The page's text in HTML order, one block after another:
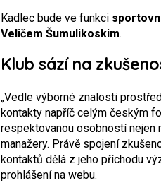
Kadlec bude ve funkci
Veličem Šumulikoskim.
Klub sází na
„Vedle výborné znalosti
kontakty napříč celým českým
respektovanou osobností nejen
manažery. Právě spojení
kontaktů dělá z jeho příchodu
prohlášení na webu.